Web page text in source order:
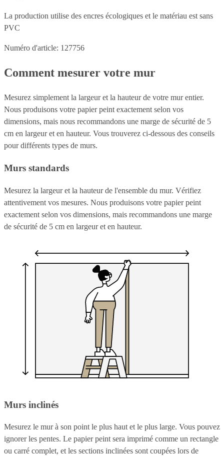
La production utilise des encres écologiques et le matériau est sans
PVC
Numéro d'article: 127756
Comment mesurer votre mur
Mesurez simplement la largeur et la hauteur de votre mur entier.
Nous produisons votre papier peint exactement selon vos
dimensions, mais nous recommandons une marge de sécurité de 5
cm en largeur et en hauteur. Vous trouverez ci-dessous des conseils
pour différents types de murs.
Murs standards
Mesurez la largeur et la hauteur de l'ensemble du mur. Vérifiez
attentivement vos mesures. Nous produisons votre papier peint
exactement selon vos dimensions, mais recommandons une marge
de sécurité de 5 cm en largeur et en hauteur.
Murs inclinés
Mesurez le mur à son point le plus haut et le plus large. Vous pouvez
ignorer les pentes. Le papier peint sera imprimé comme un rectangle
ou carré complet, et les sections inclinées sont coupées lors de